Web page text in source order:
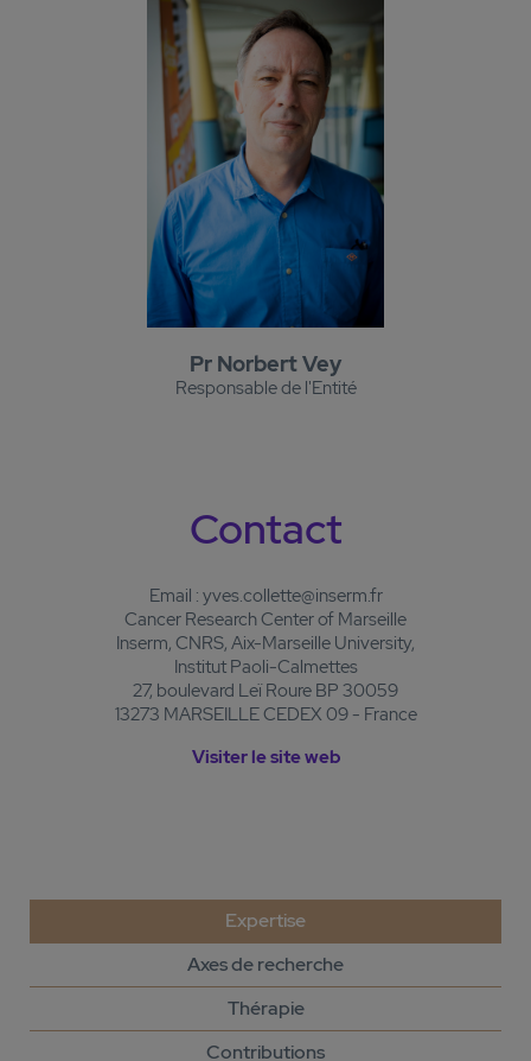
Pr Norbert Vey
Responsable de l'Entité
Contact
Email : yves.collette@inserm.fr
Cancer Research Center of Marseille
Inserm, CNRS, Aix-Marseille University,
Institut Paoli-Calmettes
27, boulevard Leï Roure BP 30059
13273 MARSEILLE CEDEX 09 - France
Visiter le site web
Expertise
Axes de recherche
Thérapie
Contributions